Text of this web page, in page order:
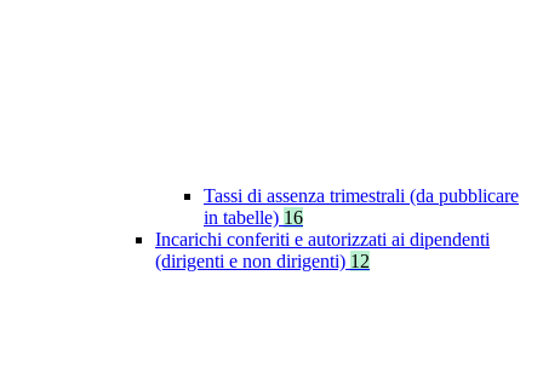
Tassi di assenza trimestrali (da pubblicare
in tabelle) 16
Incarichi conferiti e autorizzati ai dipendenti
(dirigenti e non dirigenti) 12